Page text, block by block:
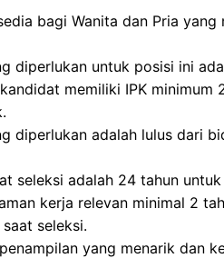
bagi Wanita dan Pria yang
diperlukan untuk posisi ini
memiliki IPK minimum
diperlukan adalah lulus dari
seleksi adalah 24 tahun
kerja relevan minimal 2
seleksi.
yang menarik dan